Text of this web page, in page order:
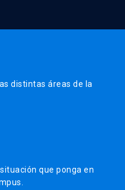
distintas áreas de la
que ponga en